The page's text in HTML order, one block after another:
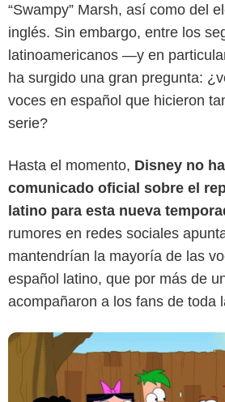
“Swampy” Marsh, así como del
inglés. Sin embargo, entre los
latinoamericanos —y en
ha surgido una gran pregunta:
voces en español que hicieron
serie?
Hasta el momento, Disney no
comunicado oficial sobre el
latino para esta nueva
rumores en redes sociales
mantendrían la mayoría de las
español latino, que por más de
acompañaron a los fans de toda